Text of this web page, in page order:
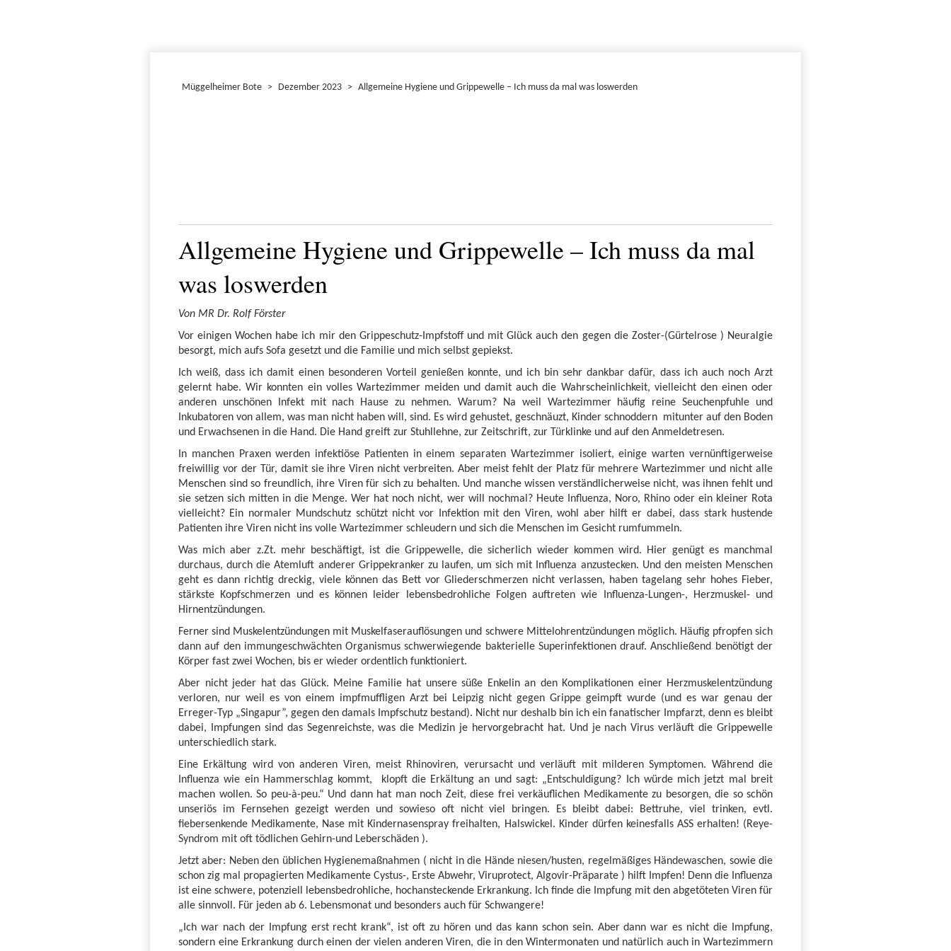
Müggelheimer Bote > Dezember 2023 > Allgemeine Hygiene und Grippewelle – Ich muss da mal was loswerden
Allgemeine Hygiene und Grippewelle – Ich muss da mal
was loswerden
Von MR Dr. Rolf Förster
Vor einigen Wochen habe ich mir den Grippeschutz-Impfstoff und mit Glück auch den gegen die Zoster-(Gürtelrose ) Neuralgie
besorgt, mich aufs Sofa gesetzt und die Familie und mich selbst gepiekst.
Ich weiß, dass ich damit einen besonderen Vorteil genießen konnte, und ich bin sehr dankbar dafür, dass ich auch noch Arzt
gelernt habe. Wir konnten ein volles Wartezimmer meiden und damit auch die Wahrscheinlichkeit, vielleicht den einen oder
anderen unschönen Infekt mit nach Hause zu nehmen. Warum? Na weil Wartezimmer häufig reine Seuchenpfuhle und
Inkubatoren von allem, was man nicht haben will, sind. Es wird gehustet, geschnäuzt, Kinder schnoddern mitunter auf den Boden
und Erwachsenen in die Hand. Die Hand greift zur Stuhllehne, zur Zeitschrift, zur Türklinke und auf den Anmeldetresen.
In manchen Praxen werden infektiöse Patienten in einem separaten Wartezimmer isoliert, einige warten vernünftigerweise
freiwillig vor der Tür, damit sie ihre Viren nicht verbreiten. Aber meist fehlt der Platz für mehrere Wartezimmer und nicht alle
Menschen sind so freundlich, ihre Viren für sich zu behalten. Und manche wissen verständlicherweise nicht, was ihnen fehlt und
sie setzen sich mitten in die Menge. Wer hat noch nicht, wer will nochmal? Heute Influenza, Noro, Rhino oder ein kleiner Rota
vielleicht? Ein normaler Mundschutz schützt nicht vor Infektion mit den Viren, wohl aber hilft er dabei, dass stark hustende
Patienten ihre Viren nicht ins volle Wartezimmer schleudern und sich die Menschen im Gesicht rumfummeln.
Was mich aber z.Zt. mehr beschäftigt, ist die Grippewelle, die sicherlich wieder kommen wird. Hier genügt es manchmal
durchaus, durch die Atemluft anderer Grippekranker zu laufen, um sich mit Influenza anzustecken. Und den meisten Menschen
geht es dann richtig dreckig, viele können das Bett vor Gliederschmerzen nicht verlassen, haben tagelang sehr hohes Fieber,
stärkste Kopfschmerzen und es können leider lebensbedrohliche Folgen auftreten wie Influenza-Lungen-, Herzmuskel- und
Hirnentzündungen.
Ferner sind Muskelentzündungen mit Muskelfaserauflösungen und schwere Mittelohrentzündungen möglich. Häufig pfropfen sich
dann auf den immungeschwächten Organismus schwerwiegende bakterielle Superinfektionen drauf. Anschließend benötigt der
Körper fast zwei Wochen, bis er wieder ordentlich funktioniert.
Aber nicht jeder hat das Glück. Meine Familie hat unsere süße Enkelin an den Komplikationen einer Herzmuskelentzündung
verloren, nur weil es von einem impfmuffligen Arzt bei Leipzig nicht gegen Grippe geimpft wurde (und es war genau der
Erreger-Typ „Singapur”, gegen den damals Impfschutz bestand). Nicht nur deshalb bin ich ein fanatischer Impfarzt, denn es bleibt
dabei, Impfungen sind das Segenreichste, was die Medizin je hervorgebracht hat. Und je nach Virus verläuft die Grippewelle
unterschiedlich stark.
Eine Erkältung wird von anderen Viren, meist Rhinoviren, verursacht und verläuft mit milderen Symptomen. Während die
Influenza wie ein Hammerschlag kommt, klopft die Erkältung an und sagt: „Entschuldigung? Ich würde mich jetzt mal breit
machen wollen. So peu-à-peu.“ Und dann hat man noch Zeit, diese frei verkäuflichen Medikamente zu besorgen, die so schön
unseriös im Fernsehen gezeigt werden und sowieso oft nicht viel bringen. Es bleibt dabei: Bettruhe, viel trinken, evtl.
fiebersenkende Medikamente, Nase mit Kindernasenspray freihalten, Halswickel. Kinder dürfen keinesfalls ASS erhalten! (Reye-
Syndrom mit oft tödlichen Gehirn-und Leberschäden ).
Jetzt aber: Neben den üblichen Hygienemaßnahmen ( nicht in die Hände niesen/husten, regelmäßiges Händewaschen, sowie die
schon zig mal propagierten Medikamente Cystus-, Erste Abwehr, Viruprotect, Algovir-Präparate ) hilft Impfen! Denn die Influenza
ist eine schwere, potenziell lebensbedrohliche, hochansteckende Erkrankung. Ich finde die Impfung mit den abgetöteten Viren für
alle sinnvoll. Für jeden ab 6. Lebensmonat und besonders auch für Schwangere!
„Ich war nach der Impfung erst recht krank“, ist oft zu hören und das kann schon sein. Aber dann war es nicht die Impfung,
sondern eine Erkrankung durch einen der vielen anderen Viren, die in den Wintermonaten und natürlich auch in Wartezimmern